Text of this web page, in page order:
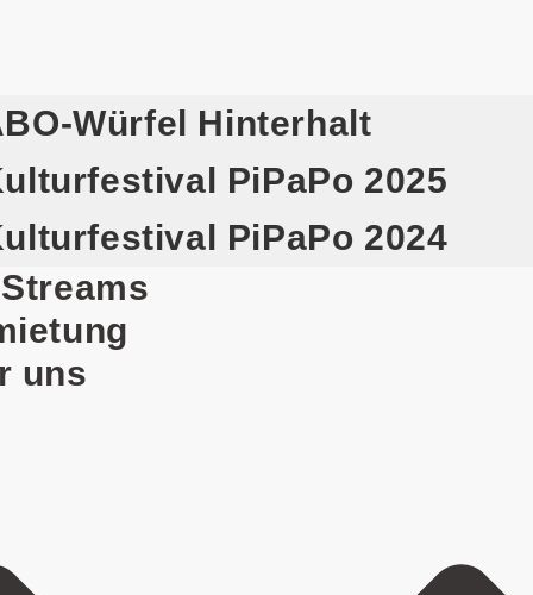
Würfel Hinterhalt
PiPaPo 2025
PiPaPo 2024
uns